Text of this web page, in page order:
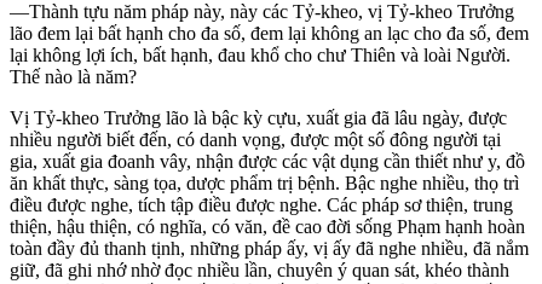
—Thành tựu năm pháp này, này các Tỷ-kheo, vị Tỷ-kheo Trưởng
lão đem lại bất hạnh cho đa số, đem lại không an lạc cho đa số, đem
lại không lợi ích, bất hạnh, đau khổ cho chư Thiên và loài Người.
Thế nào là năm?
Vị Tỷ-kheo Trưởng lão là bậc kỳ cựu, xuất gia đã lâu ngày, được
nhiều người biết đến, có danh vọng, được một số đông người tại
gia, xuất gia đoanh vây, nhận được các vật dụng cần thiết như y, đồ
ăn khất thực, sàng tọa, dược phẩm trị bệnh. Bậc nghe nhiều, thọ trì
điều được nghe, tích tập điều được nghe. Các pháp sơ thiện, trung
thiện, hậu thiện, có nghĩa, có văn, đề cao đời sống Phạm hạnh hoàn
toàn đầy đủ thanh tịnh, những pháp ấy, vị ấy đã nghe nhiều, đã nắm
giữ, đã ghi nhớ nhờ đọc nhiều lần, chuyên ý quan sát, khéo thành